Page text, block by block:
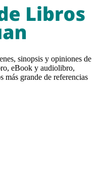
sinopsis y opiniones de
eBook y audiolibro,
más grande de referencias